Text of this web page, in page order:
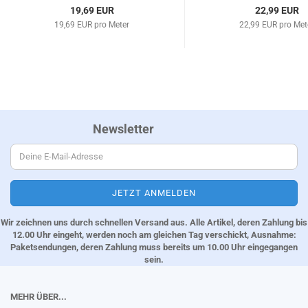
19,69 EUR
19,69 EUR pro Meter
22,99 EUR
22,99 EUR pro
Newsletter
Wir zeichnen uns durch schnellen Versand aus. Alle Artikel, deren Zahlung bis
12.00 Uhr eingeht, werden noch am gleichen Tag verschickt, Ausnahme:
Paketsendungen, deren Zahlung muss bereits um 10.00 Uhr eingegangen
sein.
MEHR ÜBER...